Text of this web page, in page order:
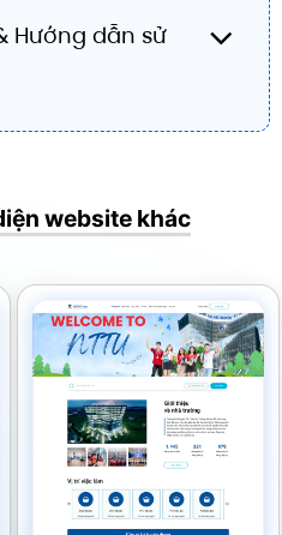
Hướng dẫn sử
website khác